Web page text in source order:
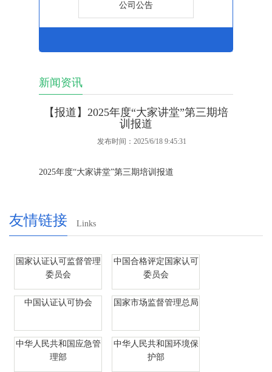
公司公告
新闻资讯
【报道】2025年度“大家讲堂”第三期培
训报道
发布时间：2025/6/18 9:45:31
2025年度“大家讲堂”第三期培训报道
友情链接 Links
国家认证认可监督管理
委员会
中国合格评定国家认可
委员会
中国认证认可协会 国家市场监督管理总局
中华人民共和国应急管
理部
中华人民共和国环境保
护部